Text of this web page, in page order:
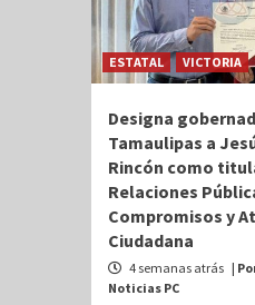
ESTATAL VICTORIA
Designa
Tamaulipas a
Rincón como
Relaciones
Compromisos y
Ciudadana
4 semanas atrás |
Noticias PC